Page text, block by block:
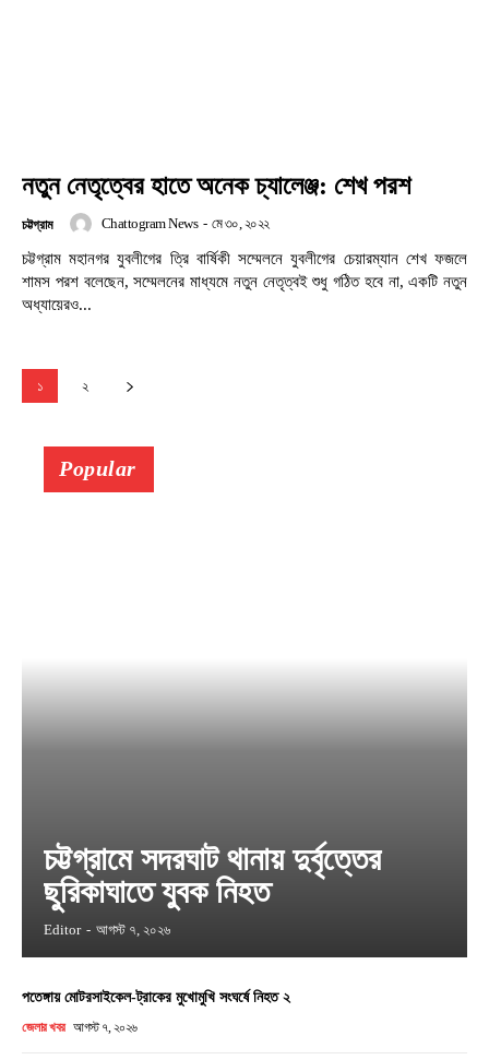
নতুন নেতৃত্বের হাতে অনেক চ্যালেঞ্জ: শেখ পরশ
চট্টগ্রাম Chattogram News - মে ৩০, ২০২২
চট্টগ্রাম মহানগর যুবলীগের ত্রি বার্ষিকী সম্মেলনে যুবলীগের চেয়ারম্যান শেখ ফজলে
শামস পরশ বলেছেন, সম্মেলনের মাধ্যমে নতুন নেতৃত্বই শুধু গঠিত হবে না, একটি নতুন
অধ্যায়েরও...
১ ২
Popular
চট্টগ্রামে সদরঘাট থানায় দুর্বৃত্তের
ছুরিকাঘাতে যুবক নিহত
Editor - আগস্ট ৭, ২০২৬
পতেঙ্গায় মোটরসাইকেল-ট্রাকের মুখোমুখি সংঘর্ষে নিহত ২
জেলার খবর আগস্ট ৭, ২০২৬